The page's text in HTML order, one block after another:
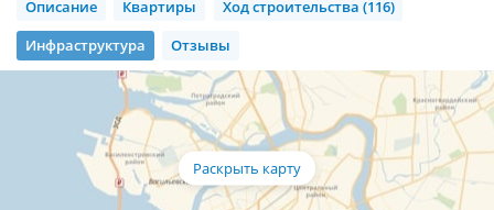
Описание Квартиры
Ход строительства (116)
Инфраструктура
Отзывы